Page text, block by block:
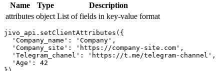
Name Type
Description
attributes object List of fields in key-value format
jivo_api.setClientAttributes({
  'Company_name': 'Company',
  'Company_site': 'https://company-site.com',
  'Telegram_chanel': 'https://t.me/telegram-channel',
  'Age': 42